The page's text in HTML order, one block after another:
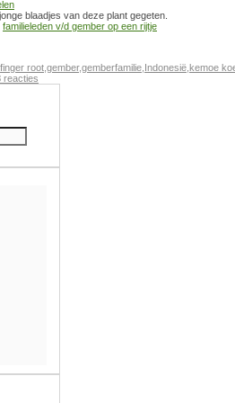
blaadjes van deze plant gegeten.
familieleden v/d gember op een rijtje
finger root gember,gemberfamilie Indonesië kemoe
reacties